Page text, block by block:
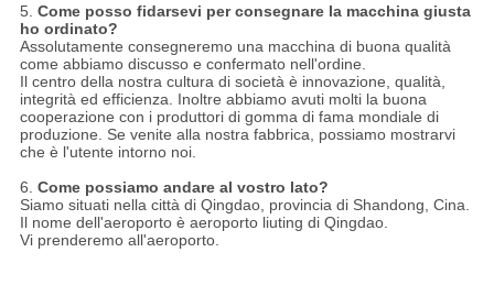
5. Come posso fidarsevi per consegnare la macchina giusta
ho ordinato?
Assolutamente consegneremo una macchina di buona qualità
come abbiamo discusso e confermato nell'ordine.
Il centro della nostra cultura di società è innovazione, qualità,
integrità ed efficienza. Inoltre abbiamo avuti molti la buona
cooperazione con i produttori di gomma di fama mondiale di
produzione. Se venite alla nostra fabbrica, possiamo mostrarvi
che è l'utente intorno noi.
6. Come possiamo andare al vostro lato?
Siamo situati nella città di Qingdao, provincia di Shandong, Cina.
Il nome dell'aeroporto è aeroporto liuting di Qingdao.
Vi prenderemo all'aeroporto.